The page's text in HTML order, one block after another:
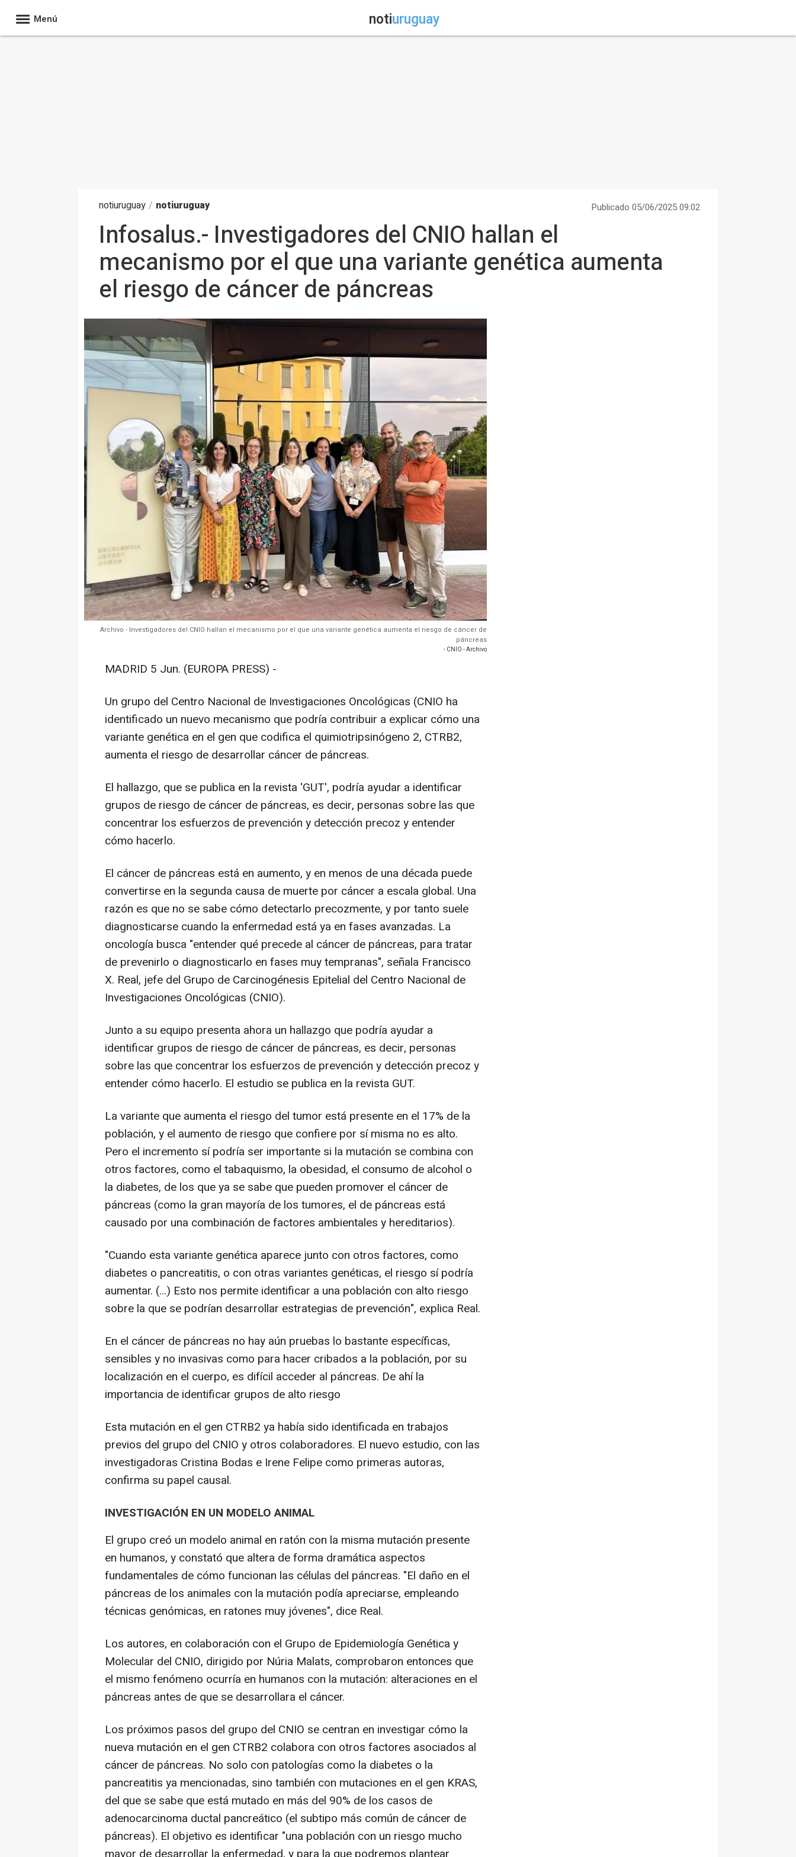
Menú notiuruguay
notiuruguay / notiuruguay Publicado 05/06/2025 09:02
Infosalus.- Investigadores del CNIO hallan el
mecanismo por el que una variante genética aumenta
el riesgo de cáncer de páncreas
Archivo - Investigadores del CNIO hallan el mecanismo por el que una variante genética aumenta el riesgo de cáncer de
páncreas
- CNIO - Archivo
MADRID 5 Jun. (EUROPA PRESS) -
Un grupo del Centro Nacional de Investigaciones Oncológicas (CNIO ha
identificado un nuevo mecanismo que podría contribuir a explicar cómo una
variante genética en el gen que codifica el quimiotripsinógeno 2, CTRB2,
aumenta el riesgo de desarrollar cáncer de páncreas.
El hallazgo, que se publica en la revista 'GUT', podría ayudar a identificar
grupos de riesgo de cáncer de páncreas, es decir, personas sobre las que
concentrar los esfuerzos de prevención y detección precoz y entender
cómo hacerlo.
El cáncer de páncreas está en aumento, y en menos de una década puede
convertirse en la segunda causa de muerte por cáncer a escala global. Una
razón es que no se sabe cómo detectarlo precozmente, y por tanto suele
diagnosticarse cuando la enfermedad está ya en fases avanzadas. La
oncología busca "entender qué precede al cáncer de páncreas, para tratar
de prevenirlo o diagnosticarlo en fases muy tempranas", señala Francisco
X. Real, jefe del Grupo de Carcinogénesis Epitelial del Centro Nacional de
Investigaciones Oncológicas (CNIO).
Junto a su equipo presenta ahora un hallazgo que podría ayudar a
identificar grupos de riesgo de cáncer de páncreas, es decir, personas
sobre las que concentrar los esfuerzos de prevención y detección precoz y
entender cómo hacerlo. El estudio se publica en la revista GUT.
La variante que aumenta el riesgo del tumor está presente en el 17% de la
población, y el aumento de riesgo que confiere por sí misma no es alto.
Pero el incremento sí podría ser importante si la mutación se combina con
otros factores, como el tabaquismo, la obesidad, el consumo de alcohol o
la diabetes, de los que ya se sabe que pueden promover el cáncer de
páncreas (como la gran mayoría de los tumores, el de páncreas está
causado por una combinación de factores ambientales y hereditarios).
"Cuando esta variante genética aparece junto con otros factores, como
diabetes o pancreatitis, o con otras variantes genéticas, el riesgo sí podría
aumentar. (...) Esto nos permite identificar a una población con alto riesgo
sobre la que se podrían desarrollar estrategias de prevención", explica Real.
En el cáncer de páncreas no hay aún pruebas lo bastante específicas,
sensibles y no invasivas como para hacer cribados a la población, por su
localización en el cuerpo, es difícil acceder al páncreas. De ahí la
importancia de identificar grupos de alto riesgo
Esta mutación en el gen CTRB2 ya había sido identificada en trabajos
previos del grupo del CNIO y otros colaboradores. El nuevo estudio, con las
investigadoras Cristina Bodas e Irene Felipe como primeras autoras,
confirma su papel causal.
INVESTIGACIÓN EN UN MODELO ANIMAL
El grupo creó un modelo animal en ratón con la misma mutación presente
en humanos, y constató que altera de forma dramática aspectos
fundamentales de cómo funcionan las células del páncreas. "El daño en el
páncreas de los animales con la mutación podía apreciarse, empleando
técnicas genómicas, en ratones muy jóvenes", dice Real.
Los autores, en colaboración con el Grupo de Epidemiología Genética y
Molecular del CNIO, dirigido por Núria Malats, comprobaron entonces que
el mismo fenómeno ocurría en humanos con la mutación: alteraciones en el
páncreas antes de que se desarrollara el cáncer.
Los próximos pasos del grupo del CNIO se centran en investigar cómo la
nueva mutación en el gen CTRB2 colabora con otros factores asociados al
cáncer de páncreas. No solo con patologías como la diabetes o la
pancreatitis ya mencionadas, sino también con mutaciones en el gen KRAS,
del que se sabe que está mutado en más del 90% de los casos de
adenocarcinoma ductal pancreático (el subtipo más común de cáncer de
páncreas). El objetivo es identificar "una población con un riesgo mucho